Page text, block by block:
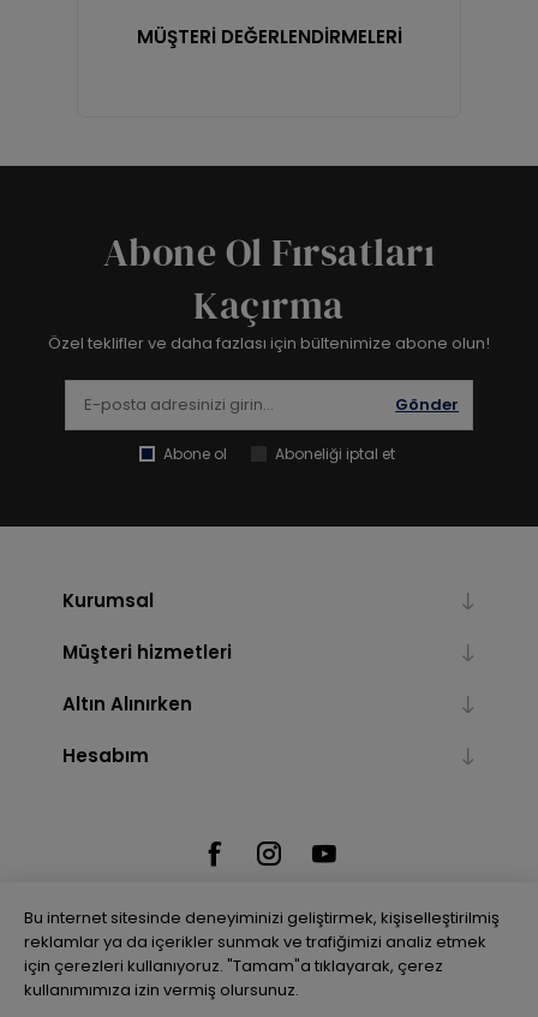
MÜŞTERİ DEĞERLENDİRMELERİ
Abone Ol Fırsatları
Kaçırma
Özel teklifler ve daha fazlası için bültenimize abone olun!
Gönder
Abone ol Aboneliği iptal et
Kurumsal
Müşteri hizmetleri
Altın Alınırken
Hesabım
Powered bynopCommerce
Bu internet sitesinde deneyiminizi geliştirmek, kişiselleştirilmiş
reklamlar ya da içerikler sunmak ve trafiğimizi analiz etmek
için çerezleri kullanıyoruz. "Tamam"a tıklayarak, çerez
kullanımımıza izin vermiş olursunuz.